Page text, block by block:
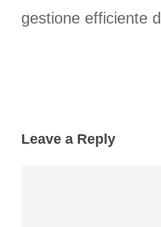
gestione efficiente
Leave a Reply